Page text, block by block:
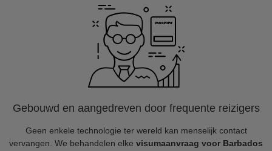
Gebouwd en aangedreven door frequente reizigers
Geen enkele technologie ter wereld kan menselijk contact
vervangen. We behandelen elke visumaanvraag voor Barbados